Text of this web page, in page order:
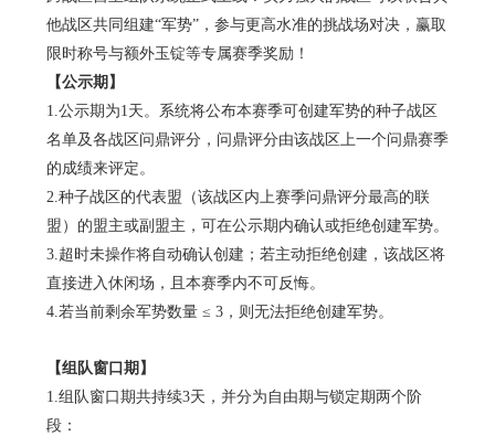
他战区共同组建“军势”，参与更高水准的挑战场对决，赢取
限时称号与额外玉锭等专属赛季奖励！
【公示期】
1.公示期为1天。系统将公布本赛季可创建军势的种子战区
名单及各战区问鼎评分，问鼎评分由该战区上一个问鼎赛季
的成绩来评定。
2.种子战区的代表盟（该战区内上赛季问鼎评分最高的联
盟）的盟主或副盟主，可在公示期内确认或拒绝创建军势。
3.超时未操作将自动确认创建；若主动拒绝创建，该战区将
直接进入休闲场，且本赛季内不可反悔。
4.若当前剩余军势数量 ≤ 3，则无法拒绝创建军势。
【组队窗口期】
1.组队窗口期共持续3天，并分为自由期与锁定期两个阶
段：